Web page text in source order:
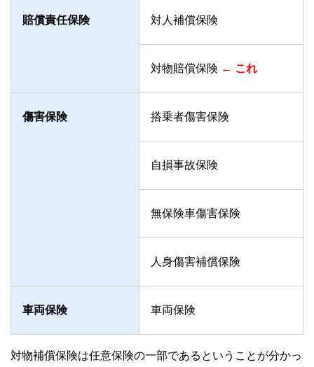
賠償責任保険 対人補償保険
対物賠償保険 ← これ
傷害保険 搭乗者傷害保険
自損事故保険
無保険車傷害保険
人身傷害補償保険
車両保険 車両保険
対物補償保険は任意保険の一部であるということが分かっ